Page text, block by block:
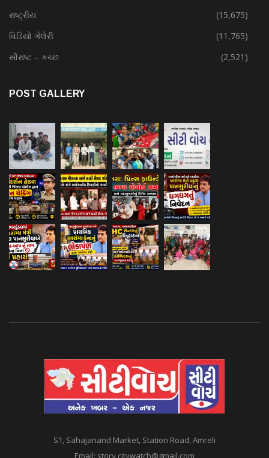
રાષ્ટ્રીય
(15,675)
વિડિયો ગેલેરી
(11,765)
સૌરાષ્ટ – કચ્છ
(2,521)
POST GALLERY
S1, Sahajanand Market, Station Road, Amreli
Email: story.citywatch@gmail.com